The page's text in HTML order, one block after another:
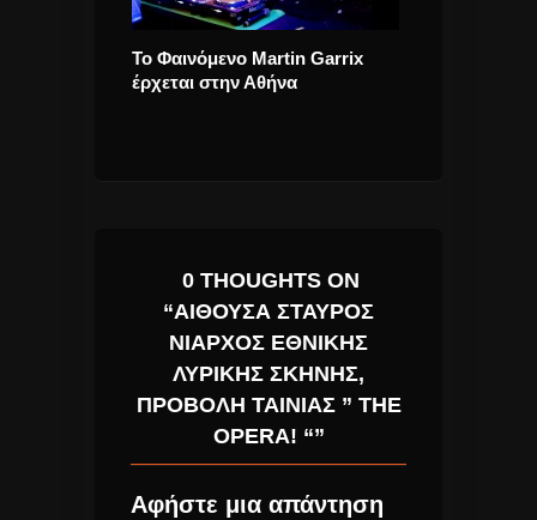
Το Φαινόμενο Martin Garrix
έρχεται στην Αθήνα
0 THOUGHTS ON
“ΑΊΘΟΥΣΑ ΣΤΑΎΡΟΣ
ΝΙΆΡΧΟΣ ΕΘΝΙΚΉΣ
ΛΥΡΙΚΉΣ ΣΚΗΝΉΣ,
ΠΡΟΒΟΛΉ ΤΑΙΝΊΑΣ ” THE
OPERA! “”
Αφήστε μια απάντηση